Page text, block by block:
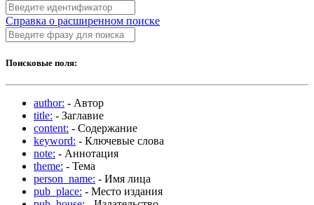
Справка о расширенном поиске
Поисковые поля:
author: - Автор
title: - Заглавие
content: - Содержание
keyword: - Ключевые слова
note: - Аннотация
theme: - Тема
person_name: - Имя лица
pub_place: - Место издания